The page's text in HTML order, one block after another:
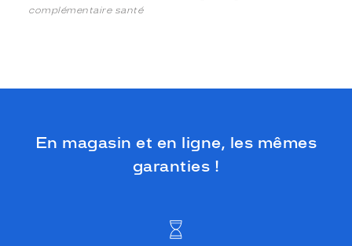
complémentaire santé
En magasin et en ligne, les mêmes
garanties !